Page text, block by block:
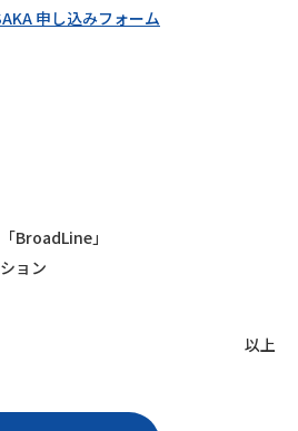
申し込みフォーム
BroadLine」
ョン
以上